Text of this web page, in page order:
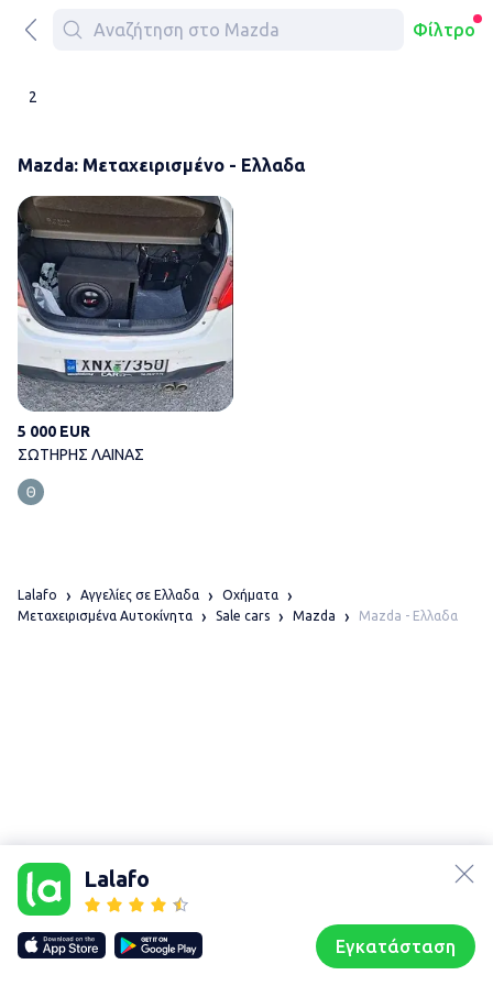
Φίλτρο
2
Mazda: Μεταχειρισμένο - Ελλαδα
5 000 EUR
ΣΩΤΗΡΗΣ ΛΑΙΝΑΣ
Lalafo
Εγκατάσταση
Lalafo Αγγελίες σε Ελλαδα
Οχήματα
Μεταχειρισμένα Αυτοκίνητα
Sale cars Mazda Mazda - Ελλαδα
Our websites
lalafo.kg
lalafo.rs
lalafo.pl
Sitemap
Συζητήσεις Προφίλ